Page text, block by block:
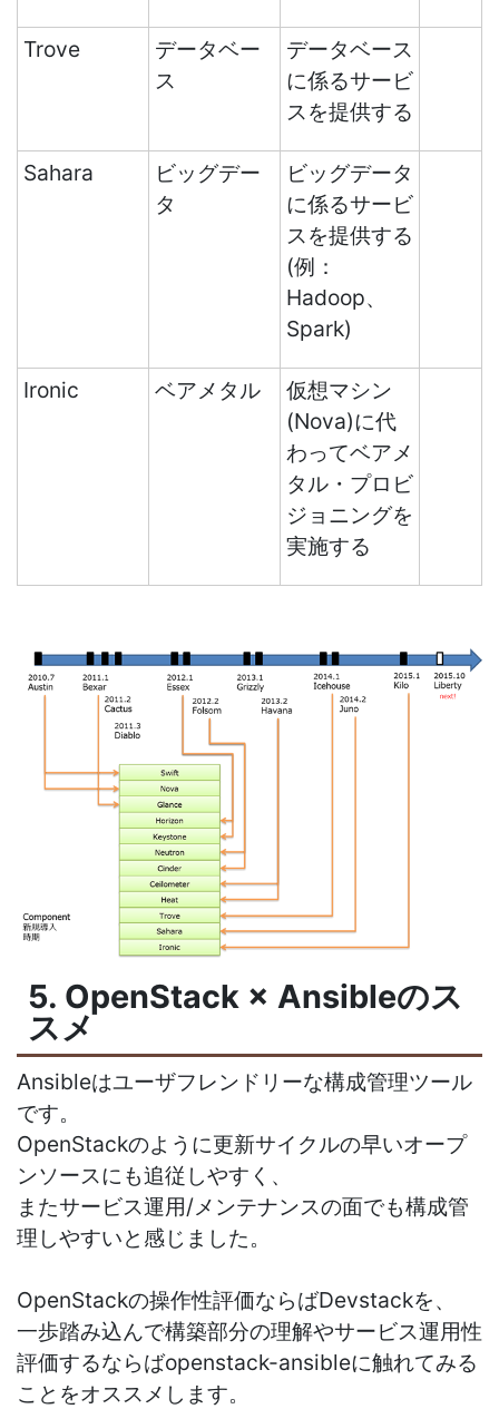
Trove
データベー
ス
データベース
に係るサービ
スを提供する
Sahara
ビッグデー
タ
ビッグデータ
に係るサービ
スを提供する
(例：
Hadoop、
Spark)
Ironic ベアメタル
仮想マシン
(Nova)に代
わってベアメ
タル・プロビ
ジョニングを
実施する
5. OpenStack × Ansibleのス
スメ
Ansibleはユーザフレンドリーな構成管理ツール
です。
OpenStackのように更新サイクルの早いオープ
ンソースにも追従しやすく、
またサービス運用/メンテナンスの面でも構成管
理しやすいと感じました。
OpenStackの操作性評価ならばDevstackを、
一歩踏み込んで構築部分の理解やサービス運用性
評価するならばopenstack-ansibleに触れてみる
ことをオススメします。